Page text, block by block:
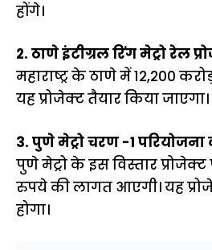
होंगे।
2. ठाणे इंटीग्रल रिंग मेट्रो रेल
महाराष्ट्र के ठाणे में 12,200
यह प्रोजेक्ट तैयार किया जाएगा।
3. पुणे मेट्रो चरण -1 परियोजना
पुणे मेट्रो के इस विस्तार
रुपये की लागत आएगी। यह
होगा।